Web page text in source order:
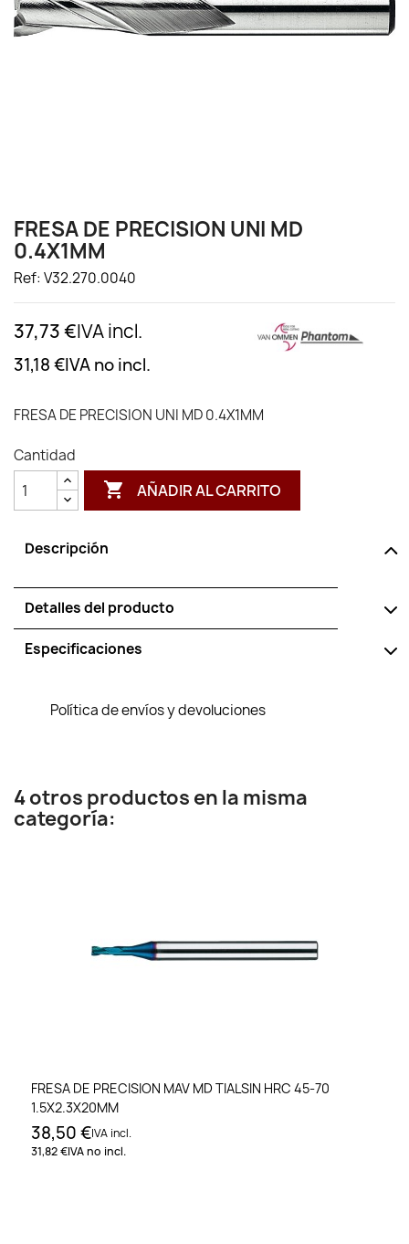
FRESA DE PRECISION UNI MD
0.4X1MM
Ref: V32.270.0040
37,73 €IVA incl.
31,18 €IVA no incl.
FRESA DE PRECISION UNI MD 0.4X1MM
Cantidad
 AÑADIR AL CARRITO
Descripción
Detalles del producto
Especificaciones
Política de envíos y devoluciones
4 otros productos en la misma
categoría:
FRESA DE PRECISION MAV MD TIALSIN HRC 45-70
1.5X2.3X20MM
38,50 €IVA incl.
31,82 €IVA no incl.